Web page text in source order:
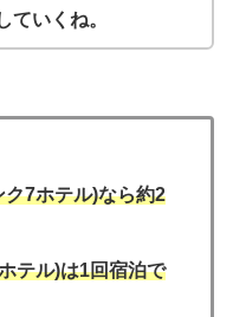
ていくね。
7ホテル)なら約2
テル)は1回宿泊で